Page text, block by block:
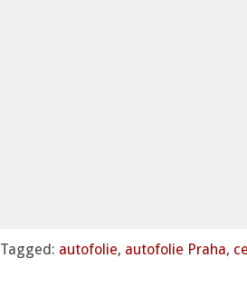
Tagged: autofolie, autofolie Praha,